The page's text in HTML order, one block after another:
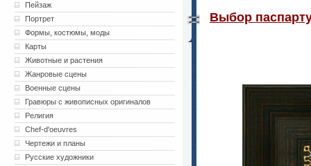
Пейзаж
Портрет
Формы, костюмы, моды
Карты
Животные и растения
Жанровые сцены
Военные сцены
Гравюры с живописных оригиналов
Религия
Chef-d'oeuvres
Чертежи и планы
Русские художники
Выбор